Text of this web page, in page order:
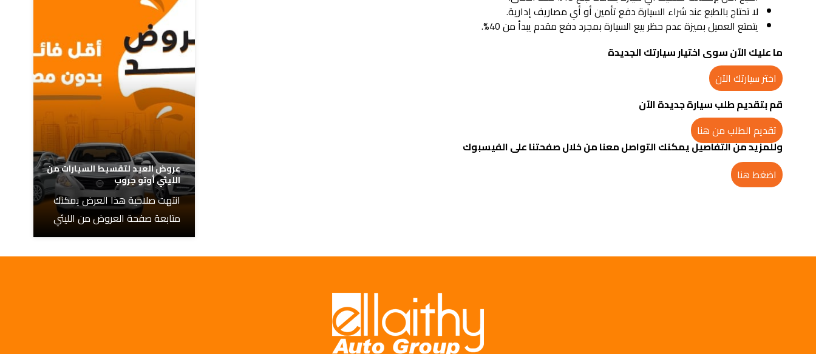
لا تحتاج بالطبع عند شراء السيارة دفع تأمين أو أي مصاريف إدارية.
يتمتع العميل بميزة عدم حظر بيع السيارة بمجرد دفع مقدم يبدأ من 40%.
ما عليك الآن سوى اختيار سيارتك الجديدة
اختر سيارتك الآن
قم بتقديم طلب سيارة جديدة الآن
تقديم الطلب من هنا
وللمزيد من التفاصيل يمكنك التواصل معنا من خلال صفحتنا على الفيسبوك
اضغط هنا
عروض العيد لتقسيط السيارات من
الليثي أوتو جروب
انتهت صلاحية هذا العرض يمكنك
متابعة صفحة العروض من الليثي